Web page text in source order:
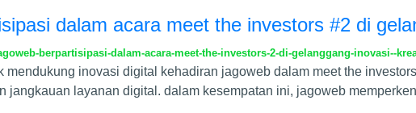
dalam acara meet the investors #2 di
berpartisipasi-dalam-acara-meet-the-investors-2-di-gelanggang-inovasi--
mendukung inovasi digital kehadiran jagoweb dalam meet the
jangkauan layanan digital. dalam kesempatan ini, jagoweb